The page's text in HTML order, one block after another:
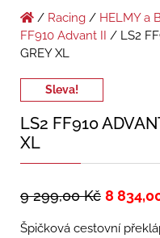
/ Racing / HELMY a
FF910 Advant II
/ LS2
GREY XL
Sleva!
LS2 FF910
XL
9 299,00Kč 8
Špičková cestovní